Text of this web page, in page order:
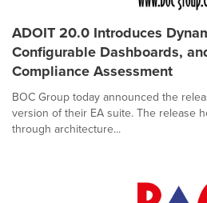
ADOIT 20.0 Introduces
Configurable Dashboards,
Compliance Assessment
BOC Group today announced the
version of their EA suite. The release
through architecture...